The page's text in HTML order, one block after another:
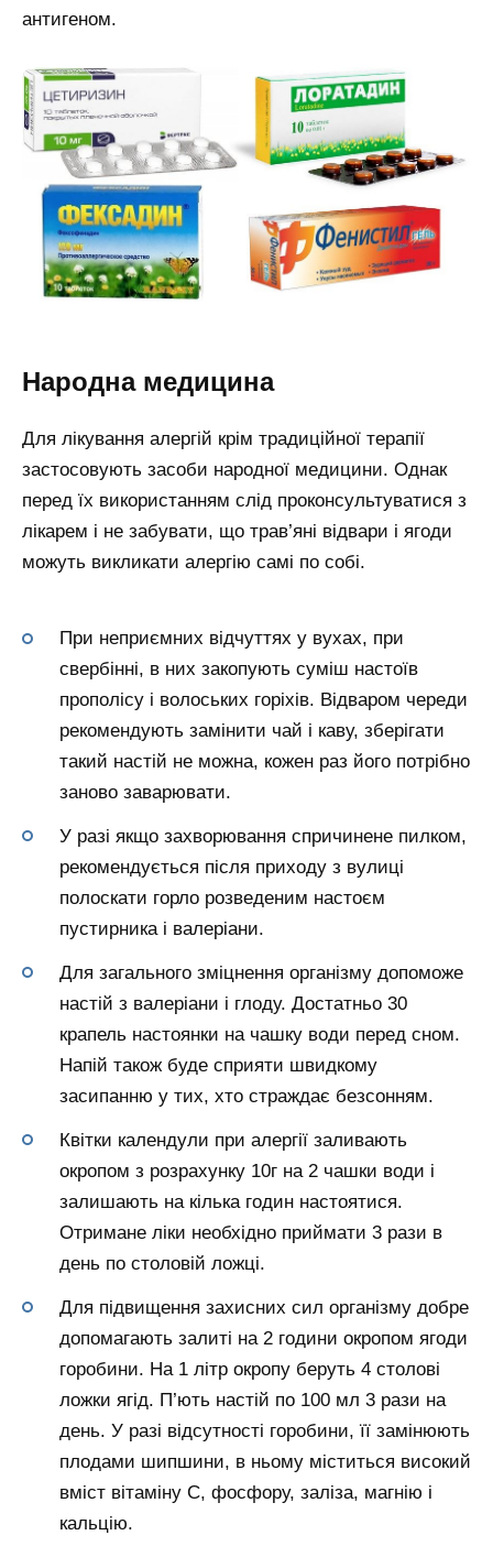
антигеном.
Народна медицина
Для лікування алергій крім традиційної терапії
застосовують засоби народної медицини. Однак
перед їх використанням слід проконсультуватися з
лікарем і не забувати, що трав’яні відвари і ягоди
можуть викликати алергію самі по собі.
При неприємних відчуттях у вухах, при
свербінні, в них закопують суміш настоїв
прополісу і волоських горіхів. Відваром череди
рекомендують замінити чай і каву, зберігати
такий настій не можна, кожен раз його потрібно
заново заварювати.
У разі якщо захворювання спричинене пилком,
рекомендується після приходу з вулиці
полоскати горло розведеним настоєм
пустирника і валеріани.
Для загального зміцнення організму допоможе
настій з валеріани і глоду. Достатньо 30
крапель настоянки на чашку води перед сном.
Напій також буде сприяти швидкому
засипанню у тих, хто страждає безсонням.
Квітки календули при алергії заливають
окропом з розрахунку 10г на 2 чашки води і
залишають на кілька годин настоятися.
Отримане ліки необхідно приймати 3 рази в
день по столовій ложці.
Для підвищення захисних сил організму добре
допомагають залиті на 2 години окропом ягоди
горобини. На 1 літр окропу беруть 4 столові
ложки ягід. П’ють настій по 100 мл 3 рази на
день. У разі відсутності горобини, її замінюють
плодами шипшини, в ньому міститься високий
вміст вітаміну С, фосфору, заліза, магнію і
кальцію.